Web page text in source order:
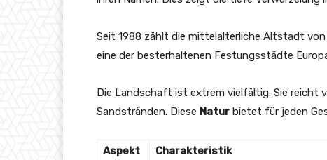
Seit 1988 zählt die mittelalterliche Altstadt
eine der besterhaltenen Festungsstädte
Die Landschaft ist extrem vielfältig. Sie reicht
Sandstränden. Diese Natur bietet für jeden
Aspekt Charakteristik